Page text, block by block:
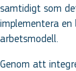
samtidigt som
implementera
arbetsmodell.
Genom att